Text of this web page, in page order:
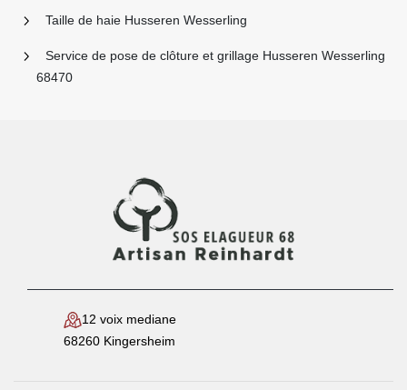
Taille de haie Husseren Wesserling
Service de pose de clôture et grillage Husseren Wesserling
68470
12 voix mediane
68260 Kingersheim